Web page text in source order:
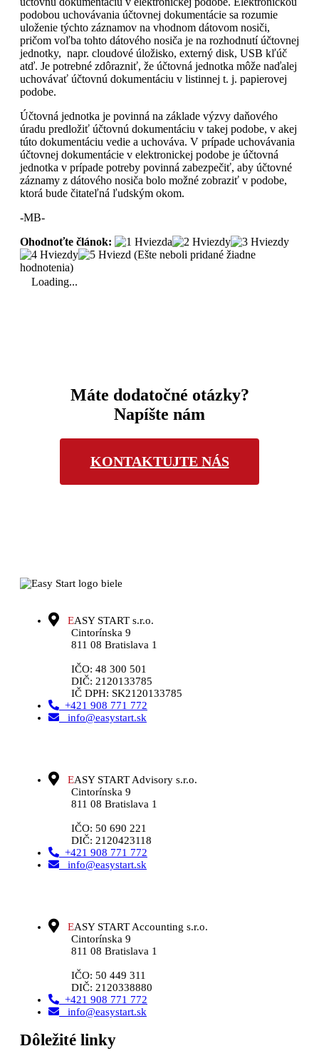
podobou uchovávania účtovnej dokumentácie sa rozumie
uloženie týchto záznamov na vhodnom dátovom nosiči,
pričom voľba tohto dátového nosiča je na rozhodnutí účtovnej
jednotky, napr. cloudové úložisko, externý disk, USB kľúč
atď. Je potrebné zdôrazniť, že účtovná jednotka môže naďalej
uchovávať účtovnú dokumentáciu v listinnej t. j. papierovej
podobe.
Účtovná jednotka je povinná na základe výzvy daňového
úradu predložiť účtovnú dokumentáciu v takej podobe, v akej
túto dokumentáciu vedie a uchováva. V prípade uchovávania
účtovnej dokumentácie v elektronickej podobe je účtovná
jednotka v prípade potreby povinná zabezpečiť, aby účtovné
záznamy z dátového nosiča bolo možné zobraziť v podobe,
ktorá bude čitateľná ľudským okom.
-MB-
Ohodnoťte článok:
(Ešte neboli pridané žiadne
hodnotenia)
Loading...
Máte dodatočné otázky?
Napíšte nám
KONTAKTUJTE NÁS
EASY START s.r.o.
Cintorínska 9
811 08 Bratislava 1
IČO: 48 300 501
DIČ: 2120133785
IČ DPH: SK2120133785
+421 908 771 772
info@easystart.sk
EASY START Advisory s.r.o.
Cintorínska 9
811 08 Bratislava 1
IČO: 50 690 221
DIČ: 2120423118
+421 908 771 772
info@easystart.sk
EASY START Accounting s.r.o.
Cintorínska 9
811 08 Bratislava 1
IČO: 50 449 311
DIČ: 2120338880
+421 908 771 772
info@easystart.sk
Dôležité linky